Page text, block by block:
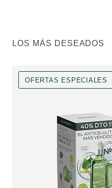
LOS MÁS DESEADOS
OFERTAS ESPECIALES